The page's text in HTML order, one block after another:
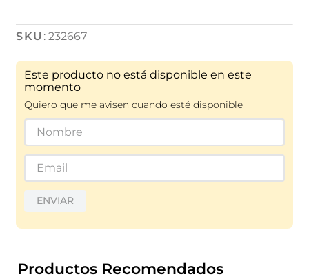
:232667
Este producto no está disponible en este
momento
Quiero que me avisen cuando esté disponible
ENVIAR
Productos Recomendados